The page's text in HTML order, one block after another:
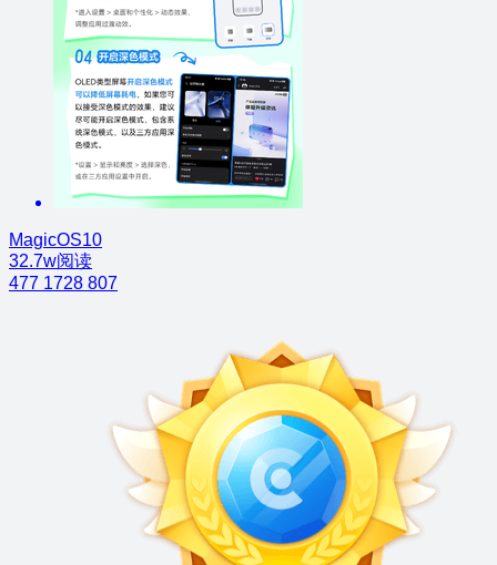
MagicOS10
32.7w阅读
477 1728 807